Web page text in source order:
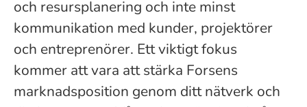
och resursplanering och inte minst
kommunikation med kunder, projektörer
och entreprenörer. Ett viktigt fokus
kommer att vara att stärka Forsens
marknadsposition genom ditt nätverk och